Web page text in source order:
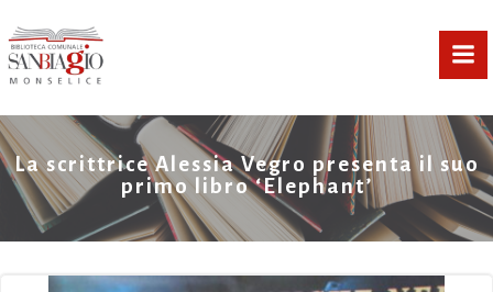
La scrittrice Alessia Vegro presenta il suo
primo libro ‘Elephant’